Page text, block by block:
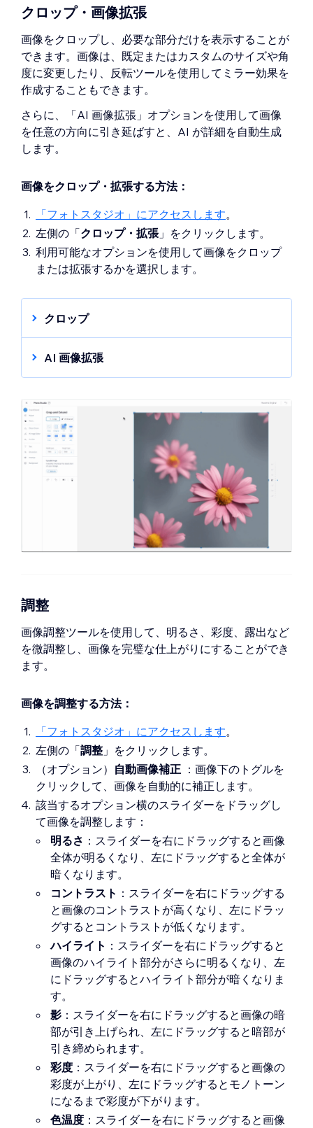
クロップ・画像拡張
画像をクロップし、必要な部分だけを表示することが
できます。画像は、既定またはカスタムのサイズや角
度に変更したり、反転ツールを使用してミラー効果を
作成することもできます。
さらに、「AI 画像拡張」オプションを使用して画像
を任意の方向に引き延ばすと、AI が詳細を自動生成
します。
画像をクロップ・拡張する方法：
「フォトスタジオ」にアクセスします。
左側の「クロップ・拡張」をクリックします。
利用可能なオプションを使用して画像をクロップ
または拡張するかを選択します。
クロップ
画像をクロップする方法を選択します：
ズにクロップします（例：1:1、9:16、
向きを選択して、比率オプションを変更
：「 太さ」と「高さ
を変更して、画像をクロップするサイズ
を設定します。
：最大画像サイズは 3000px x
3000px です。
ックして、画像の解像度を自動的に向上さ
せます。
注意
：アップスケールできる画像の最大幅
大きくなる場合があります。
（オプション）画像の向きを「左に回転
」、「右に回転 」、「 横向きに反転
または「 縦向きに反転
」させます。
「 保存」をクリックします。
ヒント：
フォトスタジオ右側の回転角度ツールを使用
して、画像を任意の角度に回転させることが
できます。
AI 画像拡張
：画像を既定の比率とサイズに
拡張します（例：1:1、9:16、3:4）。
縦長」 または「
向きを選択して、比率オプションを変更
画像サイズ（px）
太さ」と「高さ
を変更して画像のサイズを調整します。
フリーハンド：マウスで画像の角を手動
せます。
注意 ：アップスケールできる画像の最大幅
大きくなる場合があります。
」、「右に回転 」、「横向きに反転
または「縦向きに反転
」させます。
「 保存 」をクリックします。
注意：
画像は各辺を 512px まで拡張することがで
きますが、生成された画像は最大画像サイ
ズ（3000 x 3000px）より大きくすべきで
はありません。
拡張できる最小画像サイズは 64px x 64px
です。
画像のアスペクト比（例：画像横幅と縦幅
の比率）は、2.5:1 から 1:2.5 の範囲内であ
れば、画像を拡張することができます。
調整
画像調整ツールを使用して、明るさ、彩度、露出など
を微調整し、画像を完璧な仕上がりにすることができ
ます。
画像を調整する方法：
「フォトスタジオ」にアクセスします。
左側の「調整 」をクリックします。
（オプション） 自動画像補正 ：画像下のトグルを
クリックして、画像を自動的に補正します。
該当するオプション横のスライダーをドラッグし
て画像を調整します：
明るさ ：スライダーを右にドラッグすると画像
全体が明るくなり、左にドラッグすると全体が
暗くなります。
コントラスト ：スライダーを右にドラッグする
と画像のコントラストが高くなり、左にドラッ
グするとコントラストが低くなります。
ハイライト ：スライダーを右にドラッグすると
画像のハイライト部分がさらに明るくなり、左
にドラッグするとハイライト部分が暗くなりま
す。
影 ：スライダーを右にドラッグすると画像の暗
部が引き上げられ、左にドラッグすると暗部が
引き締められます。
彩度 ：スライダーを右にドラッグすると画像の
彩度が上がり、左にドラッグするとモノトーン
になるまで彩度が下がります。
色温度 ：スライダーを右にドラッグすると画像